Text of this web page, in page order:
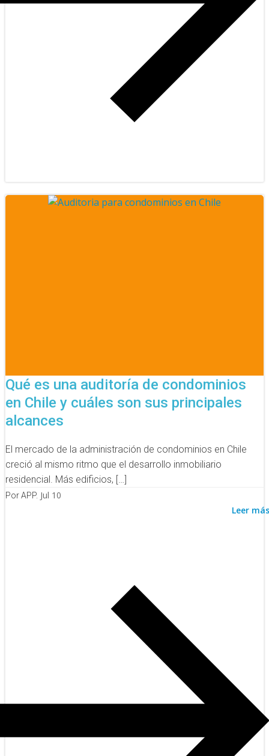
Qué es una auditoría de condominios
en Chile y cuáles son sus principales
alcances
El mercado de la administración de condominios en Chile
creció al mismo ritmo que el desarrollo inmobiliario
residencial. Más edificios, […]
Por APP. Jul 10
Leer más